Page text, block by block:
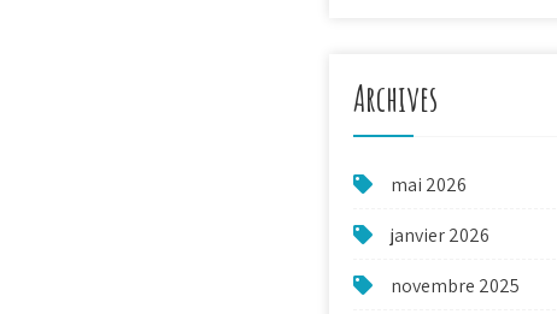
Archives
mai 2026
janvier 2026
novembre 2025